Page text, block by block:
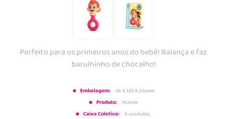
Perfeito para os primeiros anos do bebê! Balança e faz
barulhinho de chocalho!
Embalagem: 56 X 120 X 222mm
Produto: 162mm
Caixa Coletiva: 6 unidades.